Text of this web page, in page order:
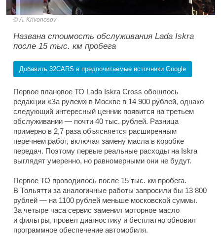
A. Krivonosov
Названа стоимость обслуживания Lada Iskra
после 15 тыс. км пробега
Добавить 32CARS в предпочитаемые источники Google
Первое плановое ТО Lada Iskra Cross обошлось
редакции «За рулем» в Москве в 14 900 рублей, однако
следующий интересный ценник появится на третьем
обслуживании — почти 40 тыс. рублей. Разница
примерно в 2,7 раза объясняется расширенным
перечнем работ, включая замену масла в коробке
передач. Поэтому первые реальные расходы на Iskra
выглядят умеренно, но равномерными они не будут.
Первое ТО проводилось после 15 тыс. км пробега.
В Тольятти за аналогичные работы запросили бы 13 800
рублей — на 1100 рублей меньше московской суммы.
За четыре часа сервис заменил моторное масло
и фильтры, провел диагностику и бесплатно обновил
программное обеспечение автомобиля.